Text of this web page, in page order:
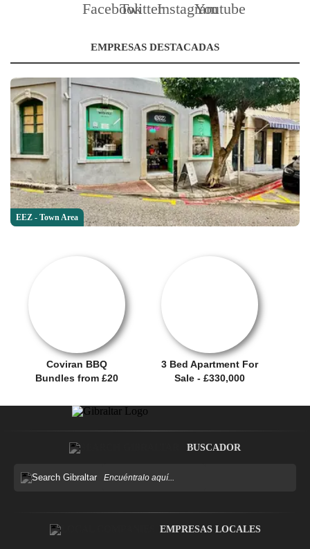
EMPRESAS DESTACADAS
EEZ - Town Area
Coviran BBQ
Bundles from £20
3 Bed Apartment For
Sale - £330,000
BUSCADOR
EMPRESAS LOCALES